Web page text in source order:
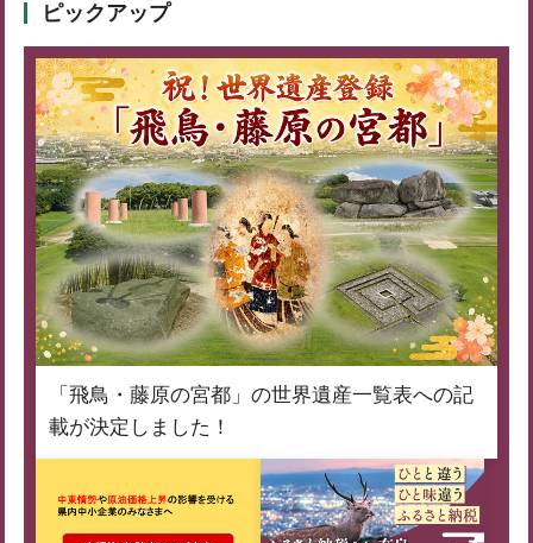
ピックアップ
「飛鳥・藤原の宮都」の世界遺産一覧表への記
載が決定しました！